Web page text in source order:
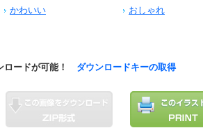
かわいい
おしゃれ
ロードが可能！ ダウンロードキーの取得